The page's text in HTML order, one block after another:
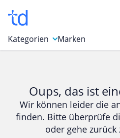
Kategorien
Bücher & Magazine
Computer & Elektronik
Entertainment & Media
Marken
Oups, das ist
Wir können leider die
finden. Bitte überprüfe
oder gehe zurück